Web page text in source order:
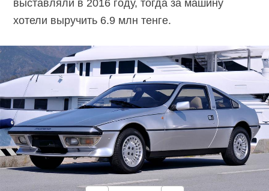
выставляли в 2016 году, тогда за машину
хотели выручить 6.9 млн тенге.